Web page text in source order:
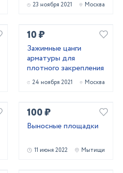
23 ноября 2021 Москва
10 ₽
Зажимные цанги
арматуры для
плотного закрепления
24 ноября 2021 Москва
100 ₽
Выносные площадки
11 июня 2022 Мытищи